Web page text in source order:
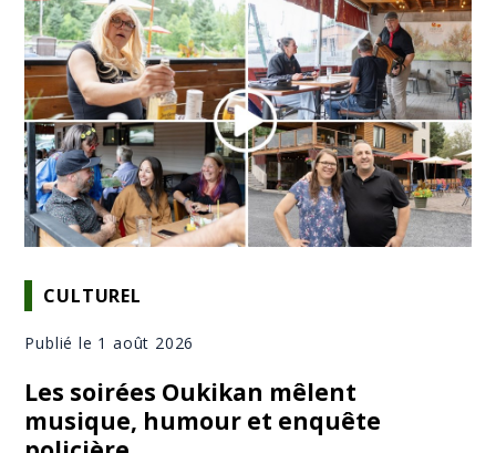
CULTUREL
Publié le 1 août 2026
Les soirées Oukikan mêlent
musique, humour et enquête